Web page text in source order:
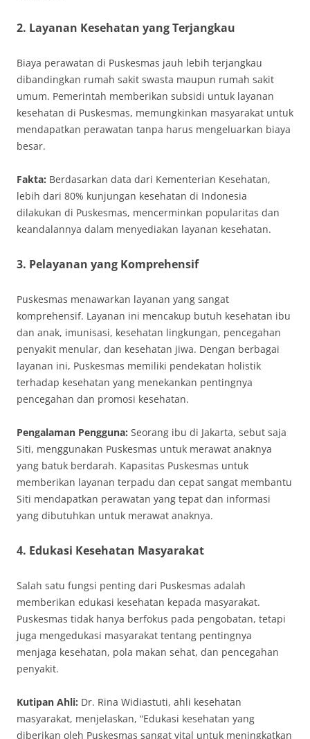
2. Layanan Kesehatan yang Terjangkau
Biaya perawatan di Puskesmas jauh lebih terjangkau
dibandingkan rumah sakit swasta maupun rumah sakit
umum. Pemerintah memberikan subsidi untuk layanan
kesehatan di Puskesmas, memungkinkan masyarakat untuk
mendapatkan perawatan tanpa harus mengeluarkan biaya
besar.
Fakta: Berdasarkan data dari Kementerian Kesehatan,
lebih dari 80% kunjungan kesehatan di Indonesia
dilakukan di Puskesmas, mencerminkan popularitas dan
keandalannya dalam menyediakan layanan kesehatan.
3. Pelayanan yang Komprehensif
Puskesmas menawarkan layanan yang sangat
komprehensif. Layanan ini mencakup butuh kesehatan ibu
dan anak, imunisasi, kesehatan lingkungan, pencegahan
penyakit menular, dan kesehatan jiwa. Dengan berbagai
layanan ini, Puskesmas memiliki pendekatan holistik
terhadap kesehatan yang menekankan pentingnya
pencegahan dan promosi kesehatan.
Pengalaman Pengguna: Seorang ibu di Jakarta, sebut saja
Siti, menggunakan Puskesmas untuk merawat anaknya
yang batuk berdarah. Kapasitas Puskesmas untuk
memberikan layanan terpadu dan cepat sangat membantu
Siti mendapatkan perawatan yang tepat dan informasi
yang dibutuhkan untuk merawat anaknya.
4. Edukasi Kesehatan Masyarakat
Salah satu fungsi penting dari Puskesmas adalah
memberikan edukasi kesehatan kepada masyarakat.
Puskesmas tidak hanya berfokus pada pengobatan, tetapi
juga mengedukasi masyarakat tentang pentingnya
menjaga kesehatan, pola makan sehat, dan pencegahan
penyakit.
Kutipan Ahli: Dr. Rina Widiastuti, ahli kesehatan
masyarakat, menjelaskan, “Edukasi kesehatan yang
diberikan oleh Puskesmas sangat vital untuk meningkatkan